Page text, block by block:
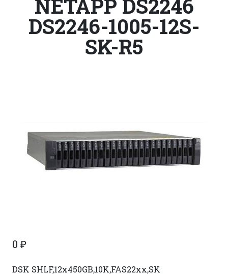
NETAPP DS2246
DS2246-1005-12S-
SK-R5
0 ₽
DSK SHLF,12x450GB,10K,FAS22xx,SK